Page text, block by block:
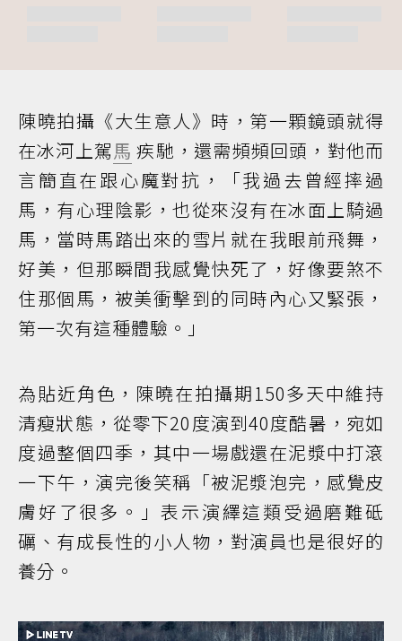
陳曉拍攝《大生意人》時，第一顆鏡頭就得
在冰河上駕馬 疾馳，還需頻頻回頭，對他而
言簡直在跟心魔對抗，「我過去曾經摔過
馬，有心理陰影，也從來沒有在冰面上騎過
馬，當時馬踏出來的雪片就在我眼前飛舞，
好美，但那瞬間我感覺快死了，好像要煞不
住那個馬，被美衝擊到的同時內心又緊張，
第一次有這種體驗。」
為貼近角色，陳曉在拍攝期150多天中維持
清瘦狀態，從零下20度演到40度酷暑，宛如
度過整個四季，其中一場戲還在泥漿中打滾
一下午，演完後笑稱「被泥漿泡完，感覺皮
膚好了很多。」表示演繹這類受過磨難砥
礪、有成長性的小人物，對演員也是很好的
養分。